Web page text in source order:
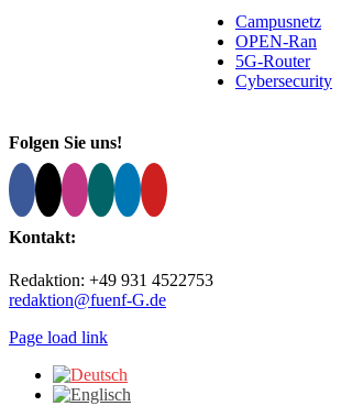
Campusnetz
OPEN-Ran
5G-Router
Cybersecurity
Folgen Sie uns!
Kontakt:
Redaktion: +49 931 4522753
redaktion@fuenf-G.de
Page load link